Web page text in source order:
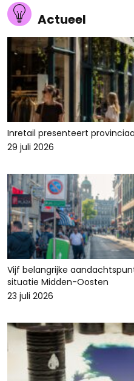
Actueel
Inretail presenteert
29 juli 2026
Vijf belangrijke
situatie Midden-Oosten
23 juli 2026